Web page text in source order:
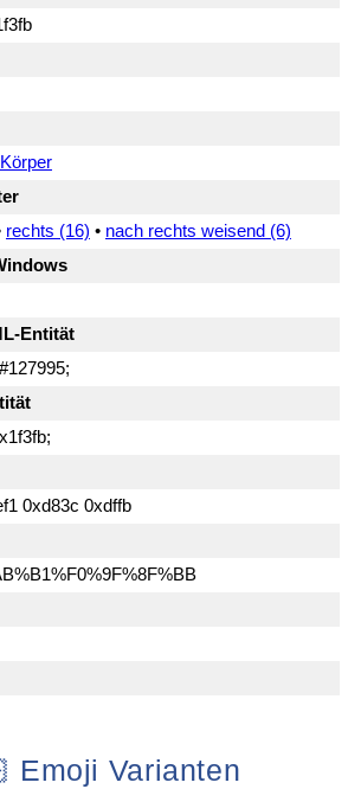
rechts (16) • nach rechts weisend (6)
Entität
0xd83c 0xdffb
🫱🏻 Emoji Varianten